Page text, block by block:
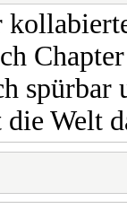
spürbar
Welt